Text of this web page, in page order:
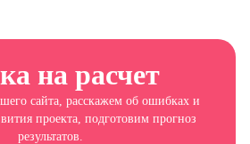
на расчет
сайта, расскажем об ошибках и
проекта, подготовим прогноз
результатов.